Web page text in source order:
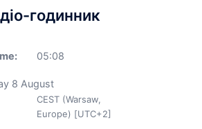
годинник
05:08
8 August
CEST (Warsaw,
Europe) [UTC+2]